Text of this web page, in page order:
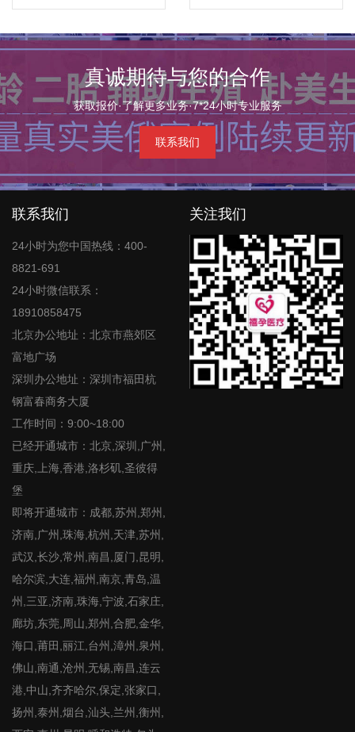
心
真诚期待与您的合作
获取报价·了解更多业务·7*24小时专业服务
联系我们
联系我们
24小时为您中国热线：400-
8821-691
24小时微信联系：
18910858475
北京办公地址：北京市燕郊区
富地广场
深圳办公地址：深圳市福田杭
钢富春商务大厦
工作时间：9:00~18:00
已经开通城市：北京,深圳,广州,
重庆,上海,香港,洛杉矶,圣彼得
堡
即将开通城市：成都,苏州,郑州,
济南,广州,珠海,杭州,天津,苏州,
武汉,长沙,常州,南昌,厦门,昆明,
哈尔滨,大连,福州,南京,青岛,温
州,三亚,济南,珠海,宁波,石家庄,
廊坊,东莞,周山,郑州,合肥,金华,
海口,莆田,丽江,台州,漳州,泉州,
佛山,南通,沧州,无锡,南昌,连云
港,中山,齐齐哈尔,保定,张家口,
扬州,泰州,烟台,汕头,兰州,衡州,
关注我们